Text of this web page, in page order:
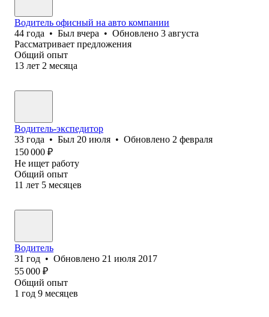
Водитель офисный на авто компании
44 года • Был вчера • Обновлено 3 августа
Рассматривает предложения
Общий опыт
13 лет 2 месяца
Водитель-экспедитор
33 года • Был 20 июля • Обновлено 2 февраля
150 000 ₽
Не ищет работу
Общий опыт
11 лет 5 месяцев
Водитель
31 год • Обновлено 21 июля 2017
55 000 ₽
Общий опыт
1 год 9 месяцев